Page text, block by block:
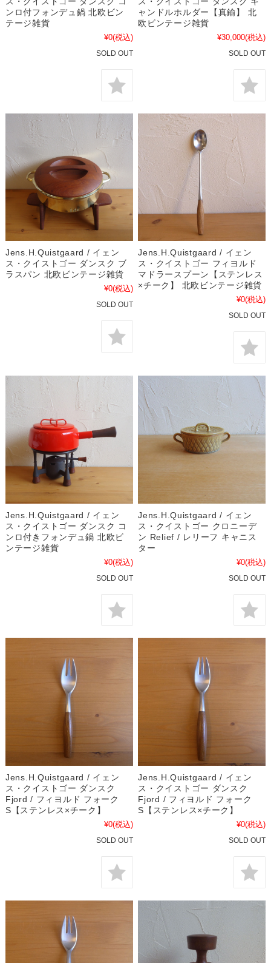
ンロ付フォンデュ鍋 北欧ビン
テージ雑貨
¥0(税込)
SOLD OUT
ャンドルホルダー【真鍮】 北
欧ビンテージ雑貨
¥30,000(税込)
SOLD OUT
Jens.H.Quistgaard / イェン
ス・クイストゴー ダンスク ブ
ラスパン 北欧ビンテージ雑貨
¥0(税込)
SOLD OUT
Jens.H.Quistgaard / イェン
ス・クイストゴー フィヨルド
マドラースプーン【ステンレス
×チーク】 北欧ビンテージ雑貨
¥0(税込)
SOLD OUT
Jens.H.Quistgaard / イェン
ス・クイストゴー ダンスク コ
ンロ付きフォンデュ鍋 北欧ビ
ンテージ雑貨
¥0(税込)
SOLD OUT
Jens.H.Quistgaard / イェン
ス・クイストゴー クロニーデ
ン Relief / レリーフ キャニス
ター
¥0(税込)
SOLD OUT
Jens.H.Quistgaard / イェン
ス・クイストゴー ダンスク
Fjord / フィヨルド フォーク
S【ステンレス×チーク】
¥0(税込)
SOLD OUT
Jens.H.Quistgaard / イェン
ス・クイストゴー ダンスク
Fjord / フィヨルド フォーク
S【ステンレス×チーク】
¥0(税込)
SOLD OUT